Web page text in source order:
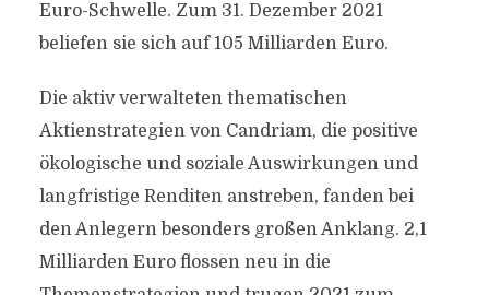
Euro-Schwelle. Zum 31. Dezember 2021
beliefen sie sich auf 105 Milliarden Euro.
Die aktiv verwalteten thematischen
Aktienstrategien von Candriam, die positive
ökologische und soziale Auswirkungen und
langfristige Renditen anstreben, fanden bei
den Anlegern besonders großen Anklang. 2,1
Milliarden Euro flossen neu in die